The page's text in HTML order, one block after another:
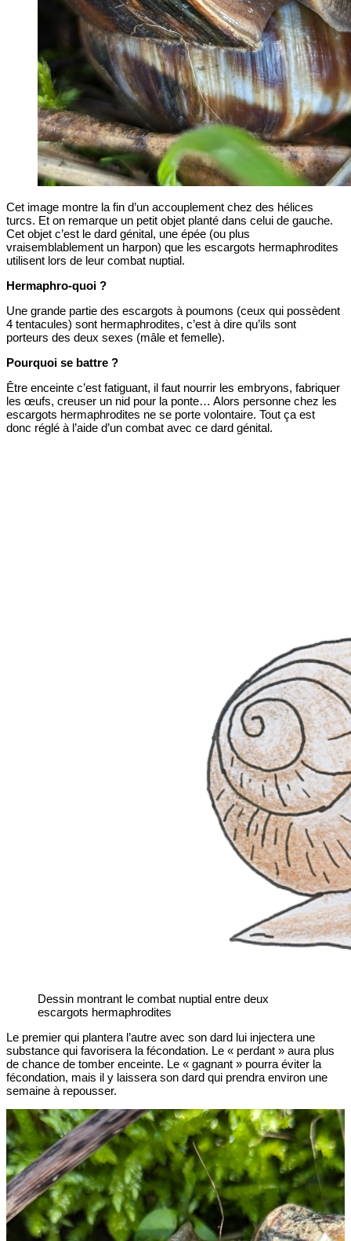
Cet image montre la fin d’un accouplement chez des hélices
turcs. Et on remarque un petit objet planté dans celui de gauche.
Cet objet c’est le dard génital, une épée (ou plus
vraisemblablement un harpon) que les escargots hermaphrodites
utilisent lors de leur combat nuptial.
Hermaphro-quoi ?
Une grande partie des escargots à poumons (ceux qui possèdent
4 tentacules) sont hermaphrodites, c’est à dire qu’ils sont
porteurs des deux sexes (mâle et femelle).
Pourquoi se battre ?
Être enceinte c’est fatiguant, il faut nourrir les embryons, fabriquer
les œufs, creuser un nid pour la ponte… Alors personne chez les
escargots hermaphrodites ne se porte volontaire. Tout ça est
donc réglé à l’aide d’un combat avec ce dard génital.
Dessin montrant le combat nuptial entre deux
escargots hermaphrodites
Le premier qui plantera l’autre avec son dard lui injectera une
substance qui favorisera la fécondation. Le « perdant » aura plus
de chance de tomber enceinte. Le « gagnant » pourra éviter la
fécondation, mais il y laissera son dard qui prendra environ une
semaine à repousser.